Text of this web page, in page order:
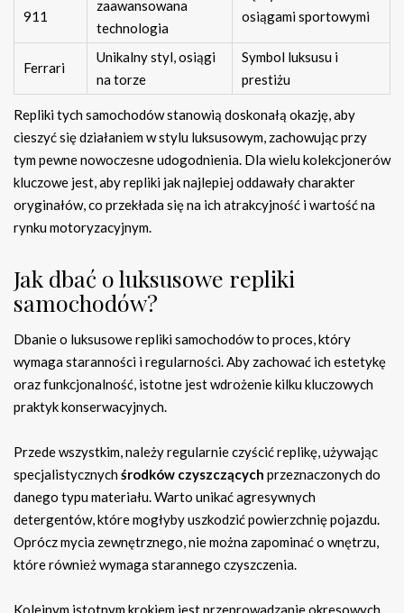
911
zaawansowana
technologia
osiągami sportowymi
Ferrari
Unikalny styl, osiągi
na torze
Symbol luksusu i
prestiżu
Repliki tych samochodów stanowią doskonałą okazję, aby
cieszyć się działaniem w stylu luksusowym, zachowując przy
tym pewne nowoczesne udogodnienia. Dla wielu kolekcjonerów
kluczowe jest, aby repliki jak najlepiej oddawały charakter
oryginałów, co przekłada się na ich atrakcyjność i wartość na
rynku motoryzacyjnym.
Jak dbać o luksusowe repliki
samochodów?
Dbanie o luksusowe repliki samochodów to proces, który
wymaga staranności i regularności. Aby zachować ich estetykę
oraz funkcjonalność, istotne jest wdrożenie kilku kluczowych
praktyk konserwacyjnych.
Przede wszystkim, należy regularnie czyścić replikę, używając
specjalistycznychśrodków czyszczących przeznaczonych do
danego typu materiału. Warto unikać agresywnych
detergentów, które mogłyby uszkodzić powierzchnię pojazdu.
Oprócz mycia zewnętrznego, nie można zapominać o wnętrzu,
które również wymaga starannego czyszczenia.